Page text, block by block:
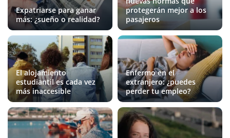
Expatriarse para ganar
más: ¿sueño o realidad?
protegerán mejor a los
pasajeros
El alojamiento
estudiantil es cada vez
más inaccesible
Enfermo en el
extranjero: ¿puedes
perder tu empleo?